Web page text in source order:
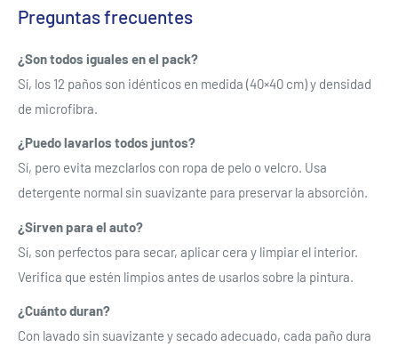
Preguntas frecuentes
¿Son todos iguales en el pack?
Sí, los 12 paños son idénticos en medida (40×40 cm) y densidad
de microfibra.
¿Puedo lavarlos todos juntos?
Sí, pero evita mezclarlos con ropa de pelo o velcro. Usa
detergente normal sin suavizante para preservar la absorción.
¿Sirven para el auto?
Sí, son perfectos para secar, aplicar cera y limpiar el interior.
Verifica que estén limpios antes de usarlos sobre la pintura.
¿Cuánto duran?
Con lavado sin suavizante y secado adecuado, cada paño dura
Inicie sesión en su cuenta para agregar productos a su
anteriormente.